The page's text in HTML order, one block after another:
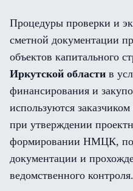
Процедуры проверки и
сметной документации
объектов капитального
Иркутской области в
финансирования и
используются
при утверждении
формировании НМЦК,
документации и
ведомственного контроля.